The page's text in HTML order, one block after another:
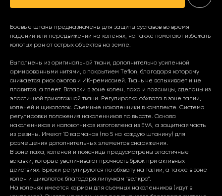
Боевые штаны предназначены для защиты суставов во время
падений или передвижений на коленях, но также помогают избежать
колотых ран от острых объектов на земле.
Выполнены из оригинальной ткани, дополнительно усиленной
армированными нитями, с покрытием Teflon, благодаря которому
снижается риск ожогов и ИК-ремиссией. Ткань не вспыхивает и не
плавится, а тлеет. Вставки в зоне колен, паха и поясницы, сделаны из
эластичной трикотажной ткани. Регулировка обхвата в зоне талии,
коленей и щиколоток. Съемные наколенники в комплекте. Система
регулировки положения наколенников по высоте. Основа
наколенников и налокотников изготовлена из EVA, а защитная часть
из резины. Имеют 10 карманов (по 5 на каждую штанину) для
размещения дополнительных элементов снаряжения.
В зоне паха, коленей и поясницы предусмотрены эластичные
вставки, которые увеличивают прочность брюк при активных
действиях. Брюки регулируются по обхвату на талии, а также в зоне
колен и щиколоток благодаря липучкам "велкро".
На коленях имеется карман для съемных наколенников (идут в